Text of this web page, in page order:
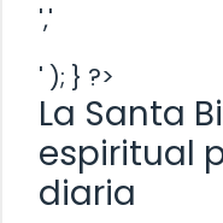
','
' ); } ?>
La Santa
espiritual
diaria